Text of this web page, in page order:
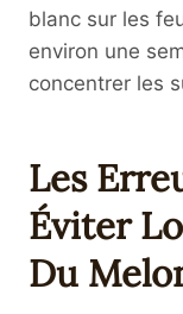
blanc sur les
environ une
concentrer les
Les
Éviter
Du